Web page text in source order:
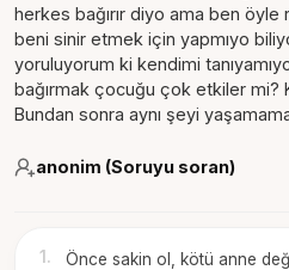
herkes bağırır diyo ama ben öyle
beni sinir etmek için yapmıyo
yoruluyorum ki kendimi
bağırmak çocuğu çok etkiler mi?
Bundan sonra aynı şeyi
anonim (Soruyu soran)
1 .
Önce sakin ol, kötü anne